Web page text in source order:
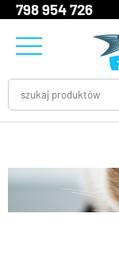
798 954 726